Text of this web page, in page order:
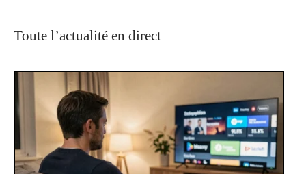
Toute l’actualité en direct